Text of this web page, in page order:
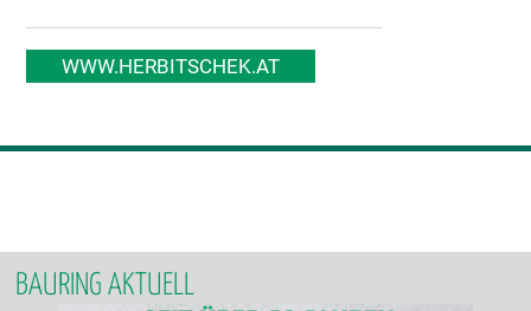
WWW.HERBITSCHEK.AT
BAURING AKTUELL